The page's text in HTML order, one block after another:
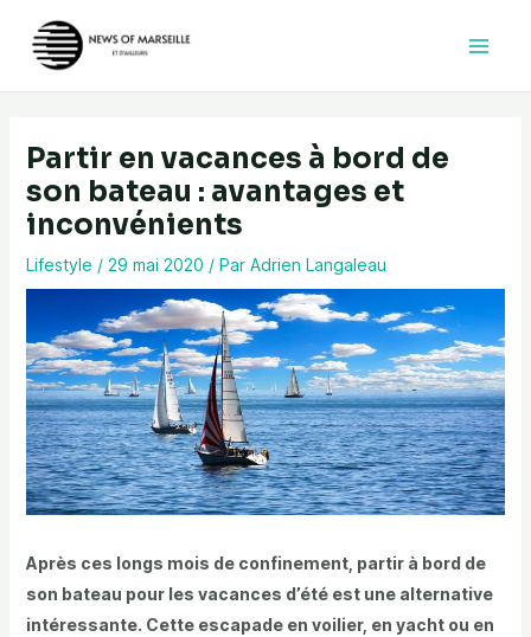
contenu
Partir en vacances à bord de
son bateau : avantages et
inconvénients
Lifestyle / 29 mai 2020 / Par Adrien Langaleau
Après ces longs mois de confinement, partir à bord de
son bateau pour les vacances d’été est une alternative
intéressante. Cette escapade en voilier, en yacht ou en